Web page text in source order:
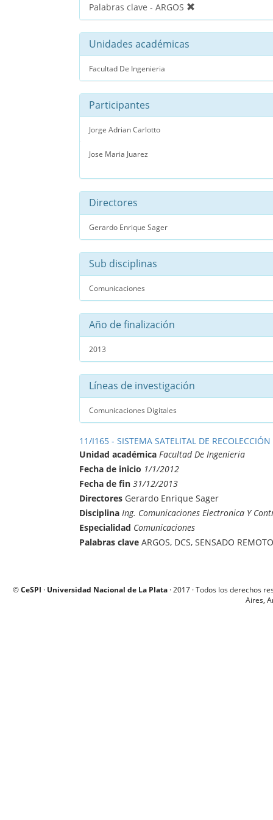
Palabras clave - ARGOS
Unidades académicas
Facultad De Ingenieria
Participantes
Jorge Adrian Carlotto
Jose Maria Juarez
Directores
Gerardo Enrique Sager
Sub disciplinas
Comunicaciones
Año de finalización
2013
Líneas de investigación
Comunicaciones Digitales
11/I165 - SISTEMA SATELITAL DE
Unidad académica Facultad De Ingenieria
Fecha de inicio 1/1/2012
Fecha de fin 31/12/2013
Directores Gerardo Enrique Sager
Disciplina Ing. Comunicaciones Electronica Y
Especialidad Comunicaciones
Palabras clave ARGOS, DCS, SENSADO
©CeSPI · Universidad Nacional de La Plata · 2017 · Todos los derechos
Aires,